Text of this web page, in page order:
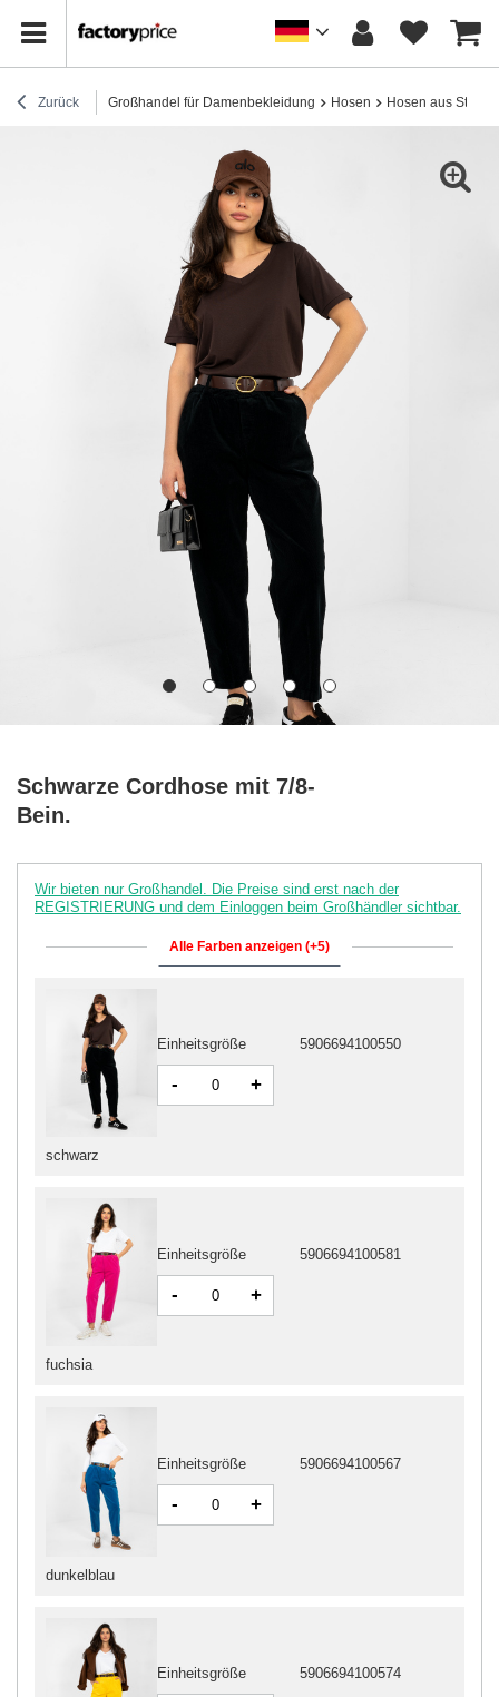
Zurück Großhandel für Damenbekleidung Hosen Hosen aus Stoff
Schwarze Cordhose mit 7/8-
Bein.
Wir bieten nur Großhandel. Die Preise sind erst nach der
REGISTRIERUNG und dem Einloggen beim Großhändler sichtbar.
Alle Farben anzeigen (+5)
fuchsia
Einheitsgröße 5906694100581
- +
dunkelblau
Einheitsgröße 5906694100567
- +
Einheitsgröße 5906694100574
schwarz
Einheitsgröße 5906694100550
- +